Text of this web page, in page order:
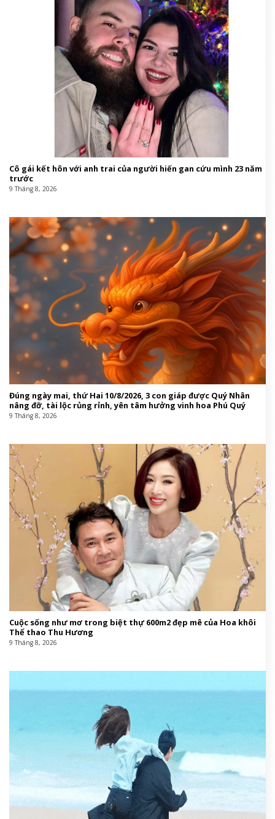
Cô gái kết hôn với anh trai của người hiến gan cứu mình 23 năm
trước
9 Tháng 8, 2026
Đúng ngày mai, thứ Hai 10/8/2026, 3 con giáp được Quý Nhân
nâng đỡ, tài lộc rủng rỉnh, yên tâm hưởng vinh hoa Phú Quý
9 Tháng 8, 2026
Cuộc sống như mơ trong biệt thự 600m2 đẹp mê của Hoa khôi
Thể thao Thu Hương
9 Tháng 8, 2026